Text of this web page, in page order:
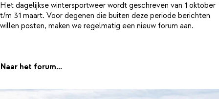
Het dagelijkse wintersportweer wordt geschreven van 1 oktober
t/m 31 maart. Voor degenen die buiten deze periode berichten
willen posten, maken we regelmatig een nieuw forum aan.
Naar het forum...